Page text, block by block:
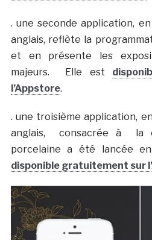
. une seconde application,
anglais, reflète la
et en présente les
majeurs. Elle est
l’Appstore.
. une troisième application,
anglais, consacrée à la
porcelaine a été lancée
disponible gratuitement sur